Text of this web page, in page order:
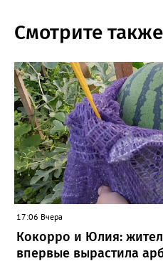
Смотрите также
17:06 Вчера
Кокорро и Юлия:
впервые вырастила